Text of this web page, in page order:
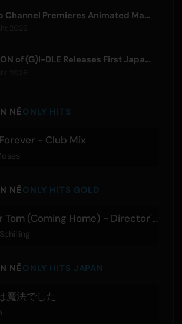
Jump Channel Premieres Animated Manga for Three New Shonen Jump Series
MIYEON of (G)I-DLE Releases First Japanese Solo Single 'RUN AWAY'
NËONLY HITS
- Club Mix
NËONLY HITS GOLD
Major Tom (Coming Home) - Director's Cut
NËONLY HITS JAPAN
魔法でした